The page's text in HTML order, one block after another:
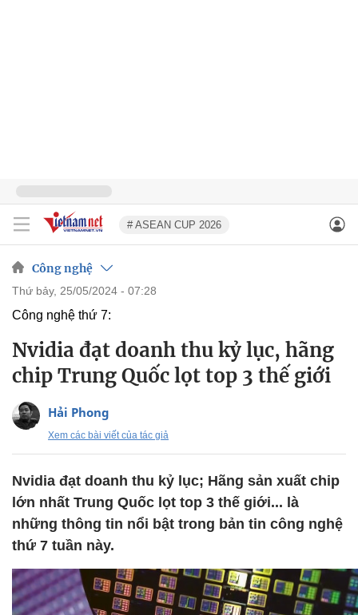
# ASEAN CUP 2026
Công nghệ
thứ bảy, 25/05/2024 - 07:28
Công nghệ thứ 7:
Nvidia đạt doanh thu kỷ lục, hãng
chip Trung Quốc lọt top 3 thế giới
Hải Phong
Xem các bài viết của tác giả
Nvidia đạt doanh thu kỷ lục; Hãng sản xuất chip
lớn nhất Trung Quốc lọt top 3 thế giới... là
những thông tin nổi bật trong bản tin công nghệ
thứ 7 tuần này.